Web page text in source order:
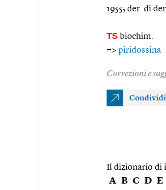
1955; der. di
TS biochim.
=> piridossina
Correzioni e
Condividi
Il dizionario di
A B C D E